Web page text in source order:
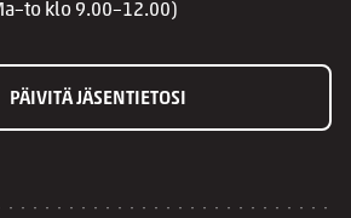
klo 9.00–12.00)
PÄIVITÄ JÄSENTIETOSI